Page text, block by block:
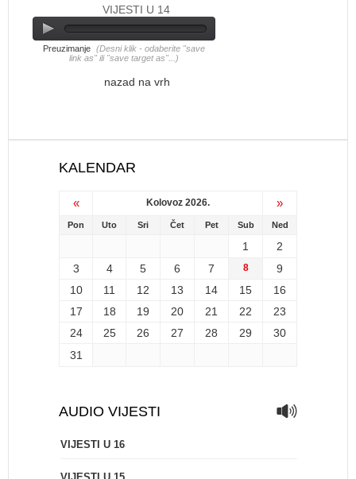
VIJESTI U 14
Preuzimanje (Desni klik - odaberite "save
link as" ili "save target as"...)
nazad na vrh
KALENDAR
« Kolovoz 2026. »
Pon Uto Sri Čet Pet Sub Ned
1
2
3
4 5 6 7 8
9
10
11 12 13 14 15
16
17
18 19 20 21 22
23
24
25 26 27 28 29
30
31
AUDIO VIJESTI
VIJESTI U 16
Zaboravili ste lozinku?